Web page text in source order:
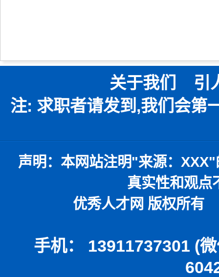
关于我们 引
注: 求职者请发到,我们会第
声明：本网站注明"来源： XXX"
真实性和观点
优秀人才网 版权所有 本网
手机： 13911737301 (